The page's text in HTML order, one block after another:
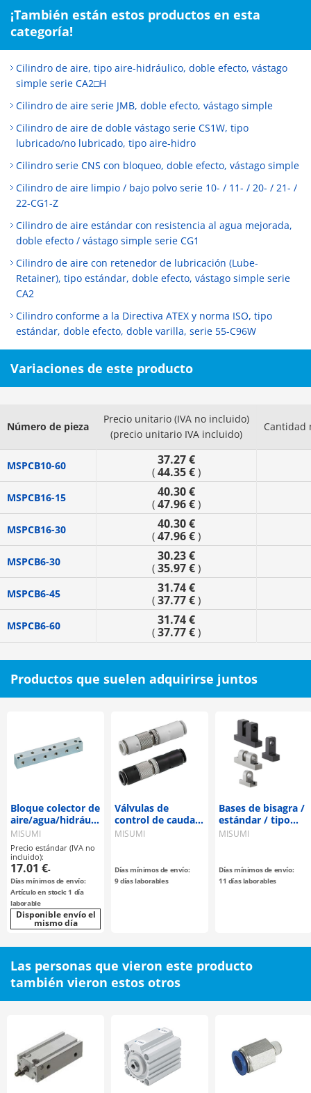
¡También están estos productos en esta
categoría!
Cilindro de aire, tipo aire-hidráulico, doble efecto, vástago
simple serie CA2□H
Cilindro de aire serie JMB, doble efecto, vástago simple
Cilindro de aire de doble vástago serie CS1W, tipo
lubricado/no lubricado, tipo aire-hidro
Cilindro serie CNS con bloqueo, doble efecto, vástago simple
Cilindro de aire limpio / bajo polvo serie 10- / 11- / 20- / 21- /
22-CG1-Z
Cilindro de aire estándar con resistencia al agua mejorada,
doble efecto / vástago simple serie CG1
Cilindro de aire con retenedor de lubricación (Lube-
Retainer), tipo estándar, doble efecto, vástago simple serie
CA2
Cilindro conforme a la Directiva ATEX y norma ISO, tipo
estándar, doble efecto, doble varilla, serie 55-C96W
Variaciones de este producto
Número de pieza
Precio unitario (IVA no incluido)
(precio unitario IVA incluido)
Cantidad
MSPCB10-60 37.27 €
( 44.35 € )
MSPCB16-15 40.30 €
( 47.96 € )
MSPCB16-30 40.30 €
( 47.96 € )
MSPCB6-30 30.23 €
( 35.97 € )
MSPCB6-45 31.74 €
( 37.77 € )
MSPCB6-60 31.74 €
( 37.77 € )
Productos que suelen adquirirse juntos
Bloque colector de
aire/agua/hidráulico
-Tipo orificio en T-
MISUMI
Precio estándar (IVA no
incluido):
17.01 €-
Días mínimos de envío:
Artículo en stock: 1 día
laborable
Disponible envío el
mismo día
Válvulas de
control de caudal /
En línea
MISUMI
Días mínimos de envío:
9 días laborables
Bases de bisagra /
estándar / tipo
miniatura
MISUMI
Días mínimos de envío:
11 días laborables
Las personas que vieron este producto
también vieron estos otros